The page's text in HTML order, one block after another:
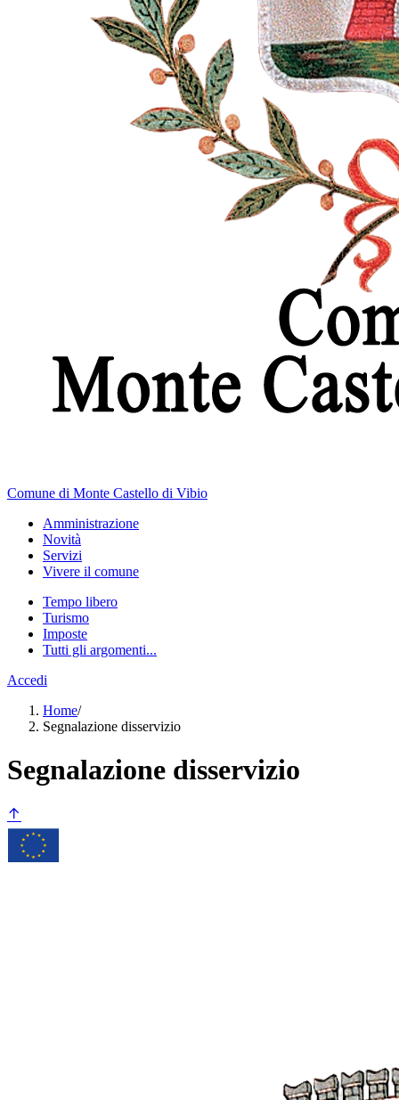
Comune di Monte Castello di Vibio
Amministrazione
Novità
Servizi
Vivere il comune
Tempo libero
Turismo
Imposte
Tutti gli argomenti...
Accedi
Home/
Segnalazione disservizio
Segnalazione disservizio